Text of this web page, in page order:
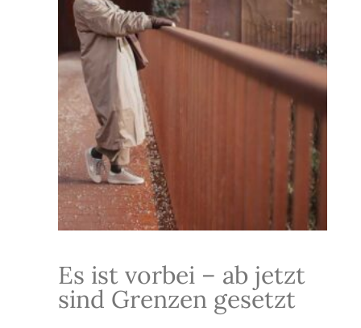
Es ist vorbei – ab jetzt
sind Grenzen gesetzt